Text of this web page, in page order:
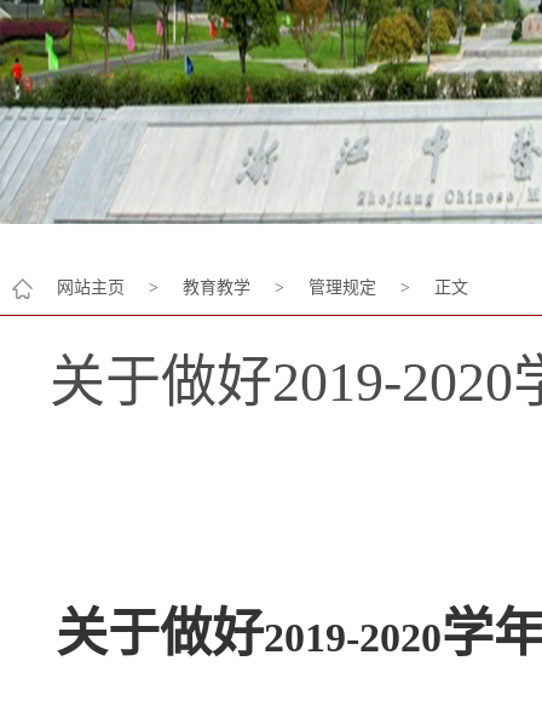
网站主页 > 教育教学 > 管理规定 > 正文
关于做好2019-
关于做好2019-2020学